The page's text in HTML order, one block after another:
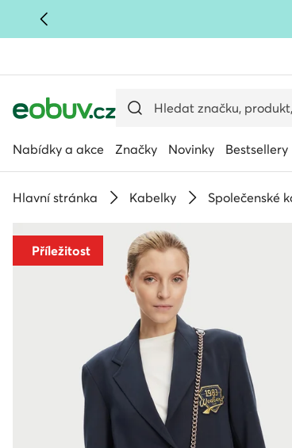
PŘEJÍT NA HLAVNÍ OBSAH
Nabídky a akce Značky Novinky Bestsellery
Hlavní stránka Kabelky Společenské
Příležitost